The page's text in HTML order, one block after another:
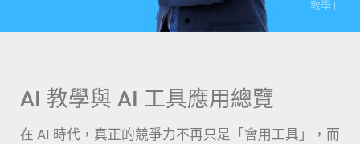
AI 教學與 AI 工具應用總覽
在 AI 時代，真正的競爭力不再只是「會用工具」，而